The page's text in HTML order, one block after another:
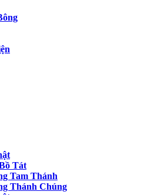
Tát
Tam Thánh
Thánh Chúng